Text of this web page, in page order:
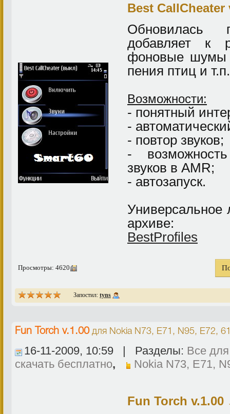
Best CallCheater
Обновилась
добавляет к
фоновые шумы
пения птиц и
Возможности:
- понятный
-
- повтор звуков;
-
звуков в AMR;
- автозапуск.
Универсальное
архиве:
BestProfiles
Просмотры: 4620
Запостил: tyns
Fun Torch v.1.00для Nokia N73, E71, N95, E72,
16-11-2009, 10:59 | Разделы: Все
скачать бесплатно, Nokia N73, E71,
Fun Torch v.1.00